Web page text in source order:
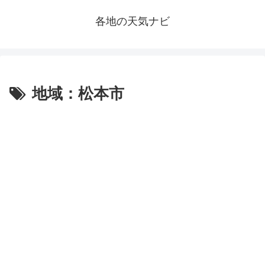
各地の天気ナビ
地域：松本市